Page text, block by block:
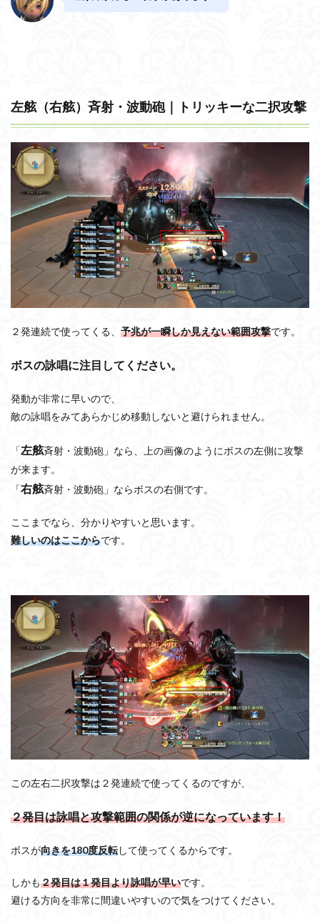
左舷（右舷）斉射・波動砲｜トリッキーな二択攻撃
２発連続で使ってくる、 予兆が一瞬しか見えない範囲攻撃です。
ボスの詠唱に注目してください。
発動が非常に早いので、
敵の詠唱をみてあらかじめ移動しないと避けられません。
「左舷斉射・波動砲」なら、上の画像のようにボスの左側に攻撃
が来ます。
「右舷斉射・波動砲」ならボスの右側です。
ここまでなら、分かりやすいと思います。
難しいのはここからです。
この左右二択攻撃は２発連続で使ってくるのですが、
２発目は詠唱と攻撃範囲の関係が逆になっています！
ボスが向きを180度反転して使ってくるからです。
しかも２発目は１発目より詠唱が早いです。
避ける方向を非常に間違いやすいので気をつけてください。